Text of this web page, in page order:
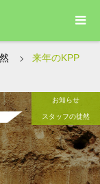
来年のKPP
お知らせ
スタッフの徒然